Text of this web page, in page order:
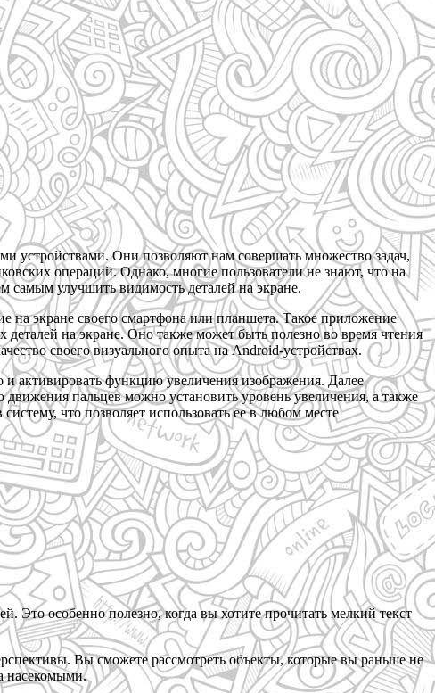
Они позволяют нам совершать множество задач,
операций. Однако, многие пользователи не знают, что на
самым улучшить видимость деталей на экране.
на экране своего смартфона или планшета. Такое приложение
на экране. Оно также может быть полезно во время чтения
своего визуального опыта на Android-устройствах.
активировать функцию увеличения изображения. Далее
пальцев можно установить уровень увеличения, а также
что позволяет использовать ее в любом месте
особенно полезно, когда вы хотите прочитать мелкий текст
Вы сможете рассмотреть объекты, которые вы раньше не
насекомыми.